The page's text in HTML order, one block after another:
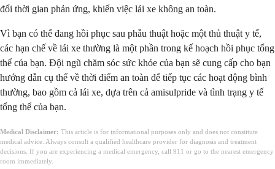
đổi thời gian phản ứng, khiến việc lái xe không an toàn.
Vì bạn có thể đang hồi phục sau phẫu thuật hoặc một thủ thuật y tế,
các hạn chế về lái xe thường là một phần trong kế hoạch hồi phục tổng
thể của bạn. Đội ngũ chăm sóc sức khỏe của bạn sẽ cung cấp cho bạn
hướng dẫn cụ thể về thời điểm an toàn để tiếp tục các hoạt động bình
thường, bao gồm cả lái xe, dựa trên cả amisulpride và tình trạng y tế
tổng thể của bạn.
Medical Disclaimer: This article is for informational purposes only and does not constitute
medical advice. Always consult a qualified healthcare provider for diagnosis and treatment
decisions. If you are experiencing a medical emergency, call 911 or go to the nearest emergency
room immediately.